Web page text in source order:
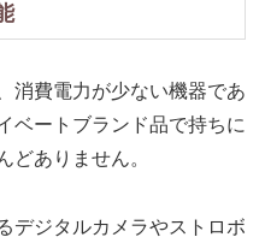
消費電力が少ない機器であ
ベートブランド品で持ちに
どありません。
デジタルカメラやストロボ